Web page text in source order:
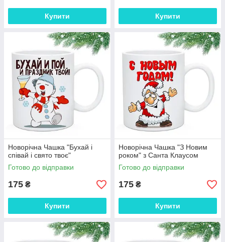
Купити Купити
Новорічна Чашка "Бухай і
співай і свято твоє"
Готово до відправки
175 ₴
Купити
Новорічна Чашка "З Новим
роком" з Санта Клаусом
Готово до відправки
175 ₴
Купити